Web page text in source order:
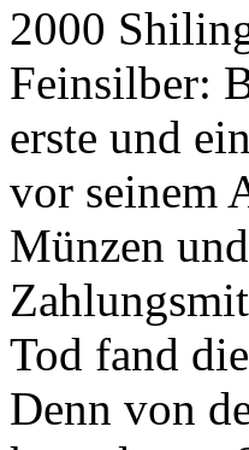
2000
Feinsilber:
erste und
vor seinem
Münzen
Tod fand
Denn von